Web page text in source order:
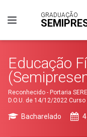
GRADUAÇÃO
Educação
Reconhecido - Portaria
D.O.U. de 14/12/2022
Bacharelado